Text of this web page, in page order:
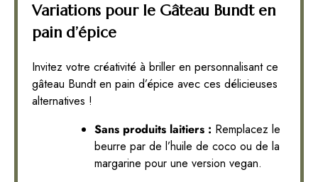
Variations pour le Gâteau Bundt en
pain d’épice
Invitez votre créativité à briller en personnalisant ce
gâteau Bundt en pain d’épice avec ces délicieuses
alternatives !
Sans produits laitiers : Remplacez le
beurre par de l’huile de coco ou de la
margarine pour une version vegan.